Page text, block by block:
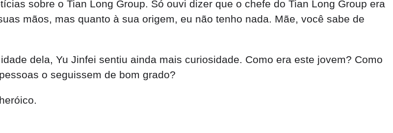
sobre o Tian Long Group. Só ouvi dizer que o chefe do Tian Long Group era
mãos, mas quanto à sua origem, eu não tenho nada. Mãe, você sabe de
dela, Yu Jinfei sentiu ainda mais curiosidade. Como era este jovem? Como
o seguissem de bom grado?